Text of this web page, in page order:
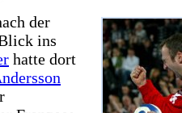
der
ins
hatte dort